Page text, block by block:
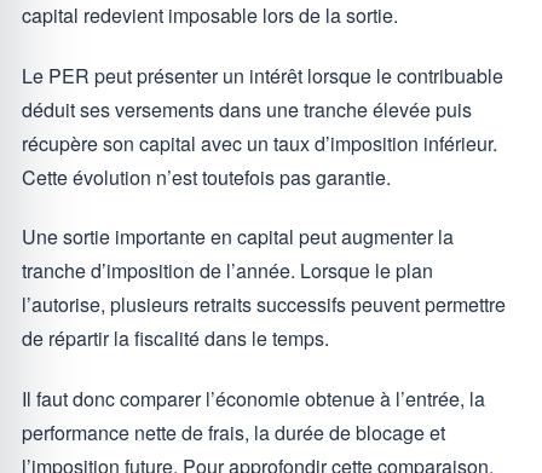
capital redevient imposable lors de la sortie.
Le PER peut présenter un intérêt lorsque le contribuable
déduit ses versements dans une tranche élevée puis
récupère son capital avec un taux d’imposition inférieur.
Cette évolution n’est toutefois pas garantie.
Une sortie importante en capital peut augmenter la
tranche d’imposition de l’année. Lorsque le plan
l’autorise, plusieurs retraits successifs peuvent permettre
de répartir la fiscalité dans le temps.
Il faut donc comparer l’économie obtenue à l’entrée, la
performance nette de frais, la durée de blocage et
l’imposition future. Pour approfondir cette comparaison,